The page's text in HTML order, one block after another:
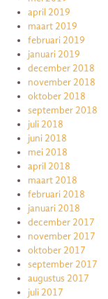
april 2019
maart 2019
februari 2019
januari 2019
december 2018
november 2018
oktober 2018
september 2018
juli 2018
juni 2018
mei 2018
april 2018
maart 2018
februari 2018
januari 2018
december 2017
november 2017
oktober 2017
september 2017
augustus 2017
juli 2017